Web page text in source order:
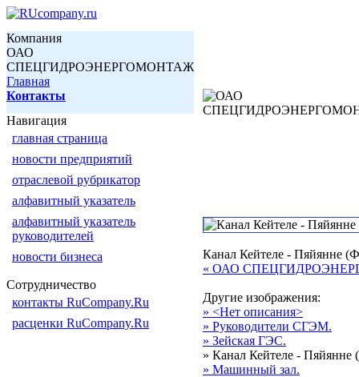
Компания
ОАО
СПЕЦГИДРОЭНЕРГОМОНТАЖ
Главная
Контакты
Навигация
главная страница
новости предприятий
отраслевой рубрикатор
алфавитный указатель
алфавитный указатель
руководителей
новости бизнеса
Сотрудничество
контакты RuCompany.Ru
расценки RuCompany.Ru
Канал Кейтеле - Пяйянне
« ОАО
Другие изображения:
» <Нет описания>
» Руководители СГЭМ.
» Зейская ГЭС.
» Канал Кейтеле - Пяйянне
» Машинный зал.